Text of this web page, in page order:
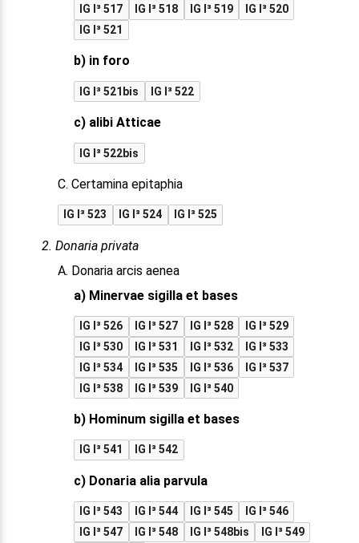
IG I³ 517 IG I³ 518 IG I³ 519
IG I³ 520
IG I³ 521
b) in foro
IG I³ 521bis IG I³ 522
c) alibi Atticae
IG I³ 522bis
C. Certamina epitaphia
IG I³ 523 IG I³ 524 IG I³ 525
2. Donaria privata
A. Donaria arcis aenea
a) Minervae sigilla et bases
IG I³ 526 IG I³ 527 IG I³ 528
IG I³ 529
IG I³ 530
IG I³ 531 IG I³ 532
IG I³ 533
IG I³ 534
IG I³ 535 IG I³ 536
IG I³ 537
IG I³ 538
IG I³ 539 IG I³ 540
b) Hominum sigilla et bases
IG I³ 541 IG I³ 542
c) Donaria alia parvula
IG I³ 543 IG I³ 544 IG I³ 545
IG I³ 546
IG I³ 547
IG I³ 548 IG I³ 548bis
IG I³ 549